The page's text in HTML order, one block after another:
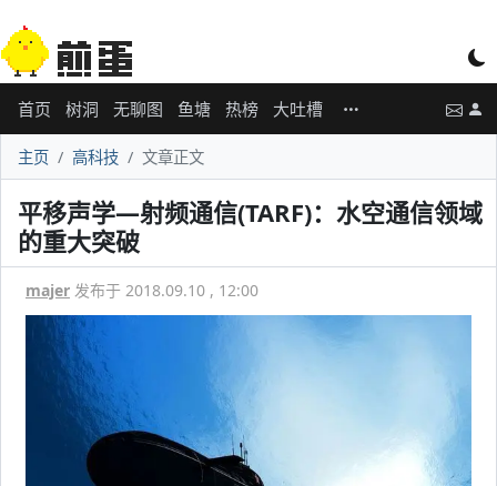
首页 树洞 无聊图 鱼塘 热榜 大吐槽
主页 高科技 文章正文
平移声学—射频通信(TARF)：水空通信领域
的重大突破
majer 发布于 2018.09.10 , 12:00